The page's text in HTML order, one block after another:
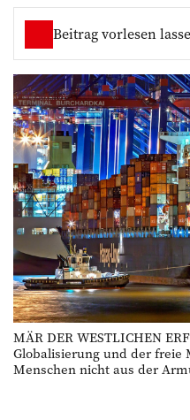
Beitrag vorlesen
MÄR DER WESTLICHEN
Globalisierung und der
Menschen nicht aus der